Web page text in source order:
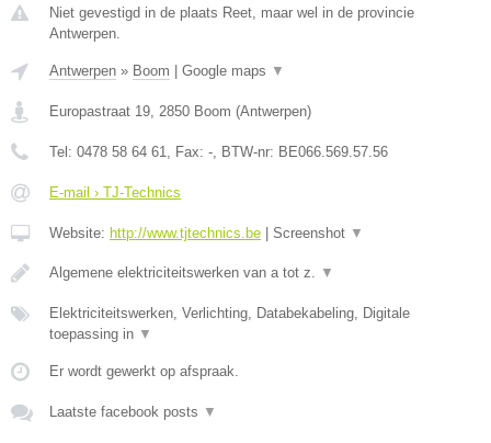
Niet gevestigd in de plaats Reet, maar wel in de provincie
Antwerpen.
Antwerpen » Boom | Google maps ▼
Europastraat 19 2850 Boom (Antwerpen)
Tel: 0478 58 64 61 , Fax: - , BTW-nr: BE066.569.57.56
E-mail › TJ-Technics
Website: http://www.tjtechnics.be | Screenshot ▼
Algemene elektriciteitswerken van a tot z. ▼
Elektriciteitswerken, Verlichting, Databekabeling, Digitale
toepassing in ▼
Er wordt gewerkt op afspraak.
Laatste facebook posts ▼